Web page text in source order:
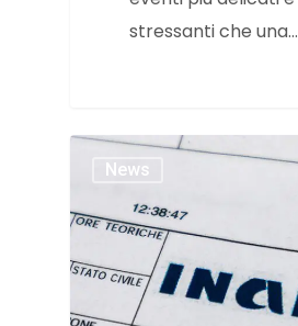
stressanti che una…
News